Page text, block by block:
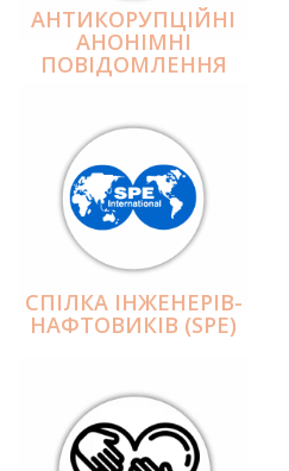
АНТИКОРУПЦІЙНІ
АНОНІМНІ
ПОВІДОМЛЕННЯ
СПІЛКА ІНЖЕНЕРІВ-
НАФТОВИКІВ (SPE)